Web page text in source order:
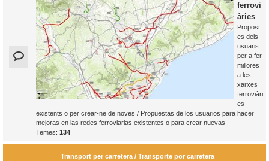
ferrovi
àries
Propost
es dels
usuaris
per a fer
millores
a les
xarxes
ferroviàri
es
existents o per crear-ne de noves / Propuestas de los usuarios para hacer
mejoras en las redes ferroviarias existentes o para crear nuevas
Temes: 134
Transport per carretera / Transporte por carretera